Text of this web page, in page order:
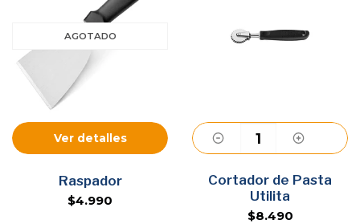
Ver detalles
AGOTADO
Raspador
$4.990
Agregar
Cortador de Pasta
Utilita
$8.490